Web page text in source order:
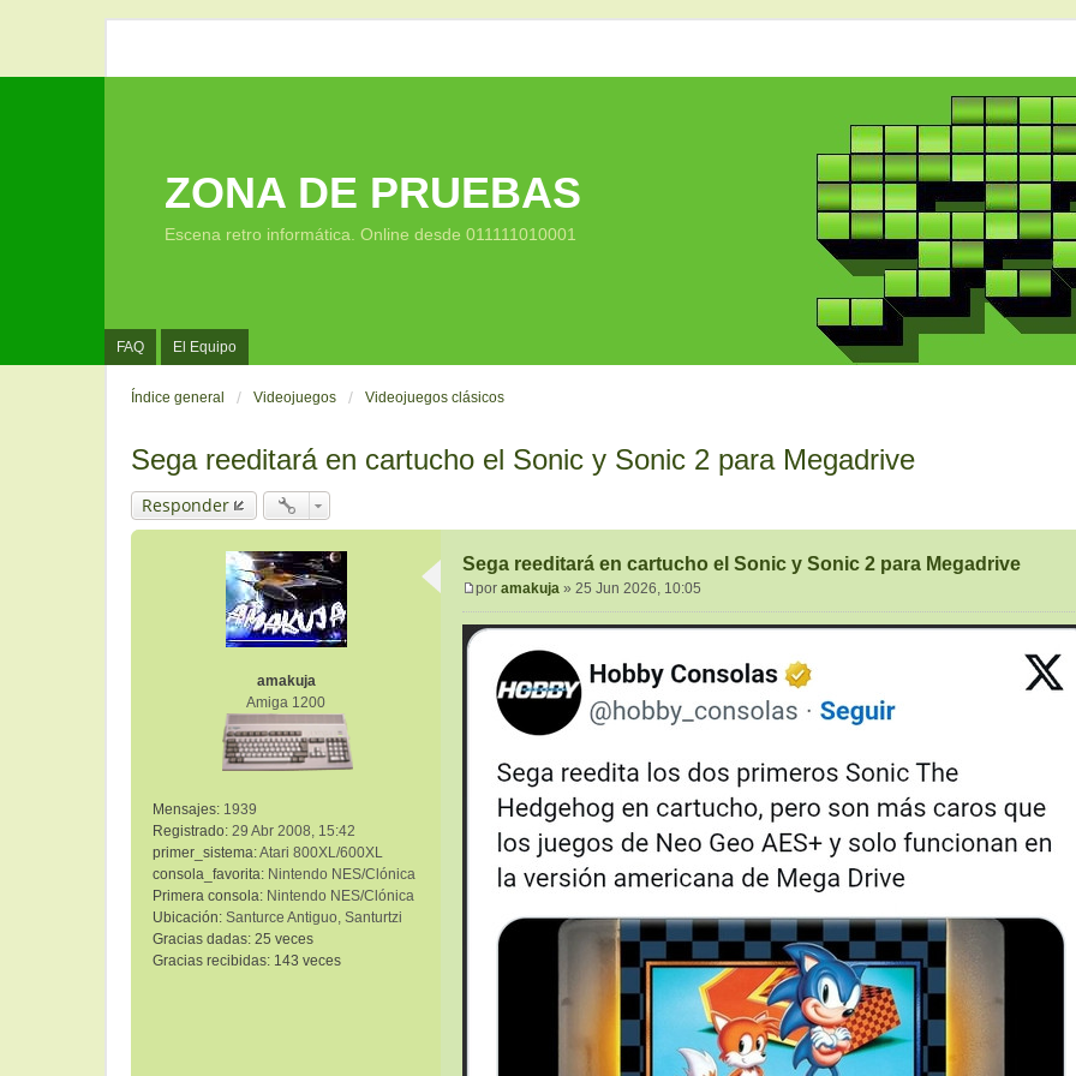
FAQ El Equipo
ZONA DE PRUEBAS
Escena retro informática. Online desde 011111010001
Índice general Videojuegos Videojuegos clásicos
Sega reeditará en cartucho el Sonic y Sonic 2 para Megadrive
Responder
amakuja
Amiga 1200
Mensajes: 1939
Registrado: 29 Abr 2008, 15:42
primer_sistema:Atari 800XL/600XL
consola_favorita: Nintendo NES/Clónica
Primera consola: Nintendo NES/Clónica
Ubicación: Santurce Antiguo, Santurtzi
Gracias dadas: 25 veces
Gracias recibidas: 143 veces
Sega reeditará en cartucho el Sonic y Sonic 2 para Megadrive
e
por amakuja » 25 Jun 2026, 10:05